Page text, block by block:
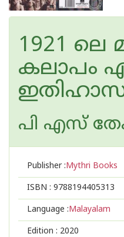
1921
കലാപം
പി എസ്
Publisher :Mythri Books
ISBN : 9788194405313
Language :Malayalam
Edition : 2020